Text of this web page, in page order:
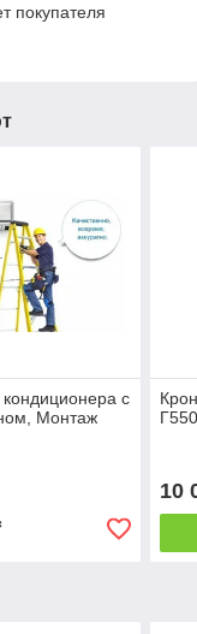
покупателя
кондиционера с
Монтаж
10